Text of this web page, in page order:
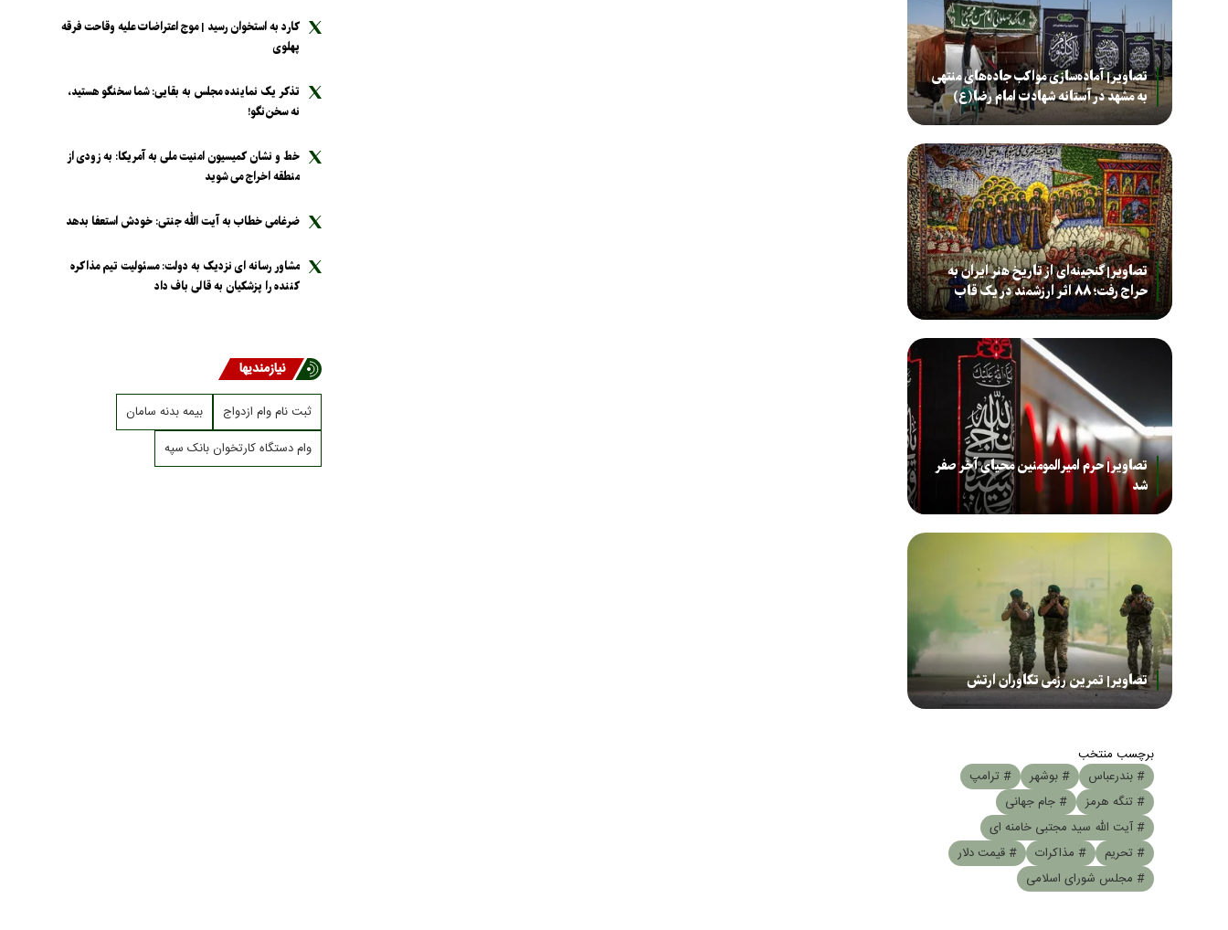
تصاویر| آماده‌سازی مواکب جاده‌های منتهی
به مشهد در آستانه شهادت امام رضا(ع)
تصاویر| گنجینه‌ای از تاریخ هنر ایران به
حراج رفت؛ ۸۸ اثر ارزشمند در یک قاب
تصاویر| حرم امیرالمومنین محیای آخر صفر
شد
تصاویر| تمرین رزمی تکاوران ارتش
برچسب منتخب
# بندرعباس
# بوشهر
# ترامپ
# تنگه هرمز
# جام جهانی
# آیت الله سید مجتبی خامنه ای
# تحریم
# مذاکرات
# قیمت دلار
# مجلس شورای اسلامی
کارد به استخوان رسید | موج اعتراضات علیه وقاحت فرقه
پهلوی
تذکر یک نماینده مجلس به بقایی: شما سخنگو هستید،
نه سخن‌نگو!
خط و نشان کمیسیون امنیت ملی به آمریکا: به زودی از
منطقه اخراج می شوید
ضرغامی خطاب به آیت الله جنتی: خودش استعفا بدهد
مشاور رسانه ای نزدیک به دولت: مسئولیت تیم مذاکره
کننده را پزشکیان به قالی باف داد
نیازمندیها
ثبت نام وام ازدواج
بیمه بدنه سامان
وام دستگاه کارتخوان بانک سپه